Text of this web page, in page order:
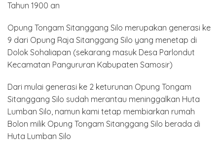
Tahun 1900 an
Opung Tongam Sitanggang Silo merupakan generasi ke
9 dari Opung Raja Sitanggang Silo yang menetap di
Dolok Sohaliapan (sekarang masuk Desa Parlondut
Kecamatan Pangururan Kabupaten Samosir)
Dari mulai generasi ke 2 keturunan Opung Tongam
Sitanggang Silo sudah merantau meninggalkan Huta
Lumban Silo, namun kami tetap membiarkan rumah
Bolon milik Opung Tongam Sitanggang Silo berada di
Huta Lumban Silo